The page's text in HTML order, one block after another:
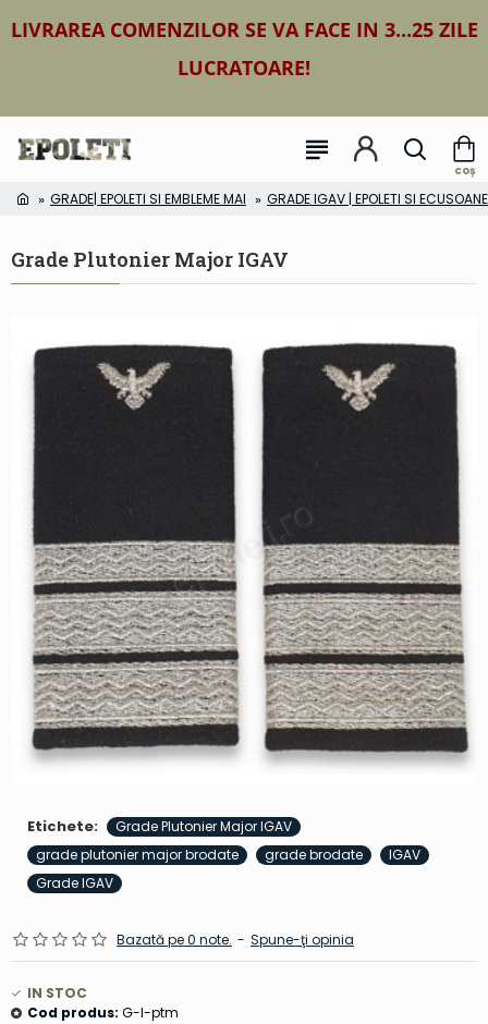
LIVRAREA COMENZILOR SE VA FACE IN 3...25 ZILE
LUCRATOARE!
GRADE| EPOLETI SI EMBLEME MAI GRADE IGAV | EPOLETI SI
Grade Plutonier Major IGAV
Etichete:
Grade Plutonier Major IGAV
grade plutonier major brodate
grade brodate
IGAV
Grade IGAV
Bazată pe 0 note. - Spune-ţi opinia
IN STOC
Cod produs: G-I-ptm